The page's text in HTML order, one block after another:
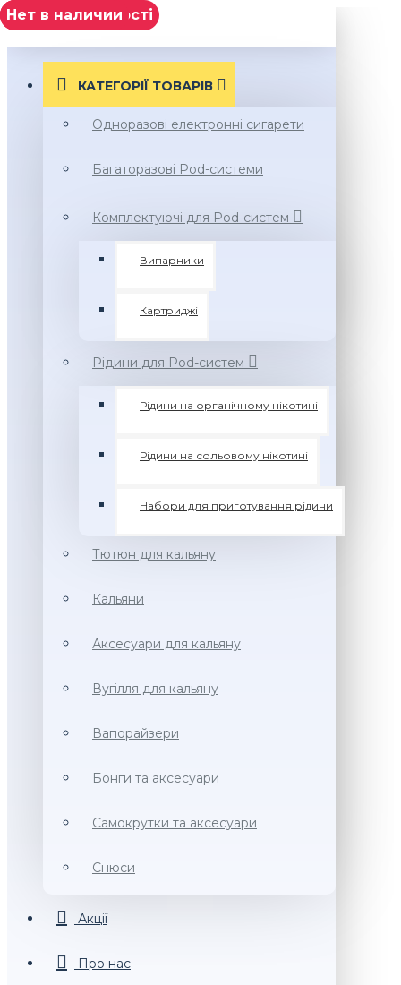
МЕНЮ
КАТЕГОРІЇ ТОВАРIВ
Одноразові електронні сигарети
Багаторазові Pod-системи
Комплектуючі для Pod-систем
Випарники
Картриджі
Рідини для Pod-систем
Рідини на органічному нікотині
Рідини на сольовому нікотині
Набори для приготування рідини
Тютюн для кальяну
Кальяни
Аксесуари для кальяну
Вугілля для кальяну
Вапорайзери
Бонги та аксесуари
Самокрутки та аксесуари
Снюси
Акції
Про нас
Нет в наличии
немає в наявності
Нет в наличии
Нет в наличии